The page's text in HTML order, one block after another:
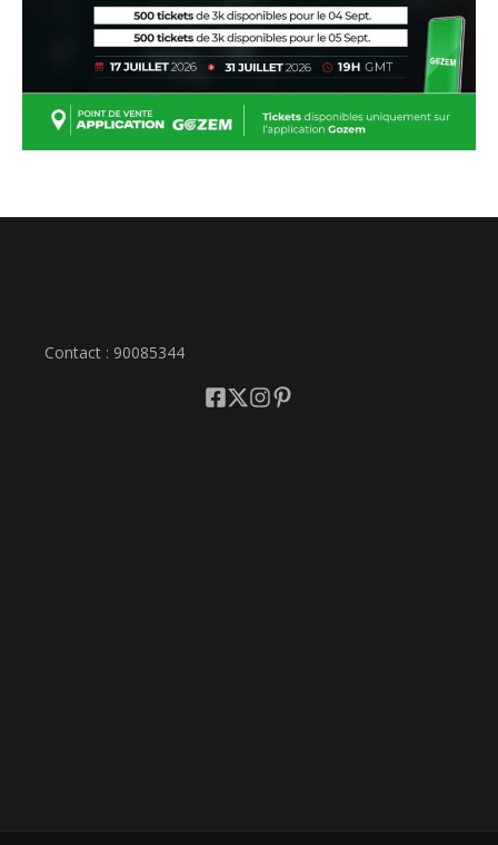
Contact : 90085344